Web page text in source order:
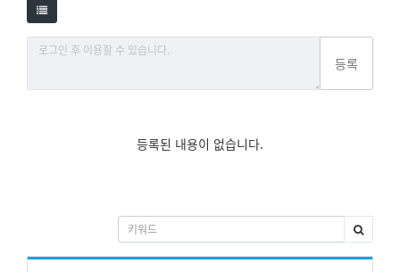
등록
등록된 내용이 없습니다.